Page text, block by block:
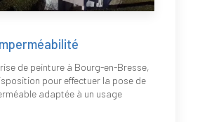
de peinture à Bourg-en-Bresse,
pour effectuer la pose de
adaptée à un usage